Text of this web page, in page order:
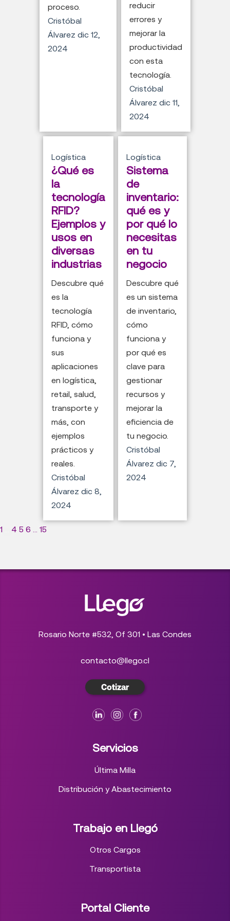
proceso.
Cristóbal
Álvarezdic 12,
2024
reducir
errores y
mejorar la
productividad
con esta
tecnología.
Cristóbal
Álvarez dic 11,
2024
Logística
¿Qué es
la
tecnología
RFID?
Ejemplos y
usos en
diversas
industrias
Descubre qué
es la
tecnología
RFID, cómo
funciona y
sus
aplicaciones
en logística,
retail, salud,
transporte y
más, con
ejemplos
prácticos y
reales.
Cristóbal
Álvarez dic 8,
2024
Logística
Sistema
de
inventario:
qué es y
por qué lo
necesitas
en tu
negocio
Descubre qué
es un sistema
de inventario,
cómo
funciona y
por qué es
clave para
gestionar
recursos y
mejorar la
eficiencia de
tu negocio.
Cristóbal
Álvarez dic 7,
2024
1 4 5 6 15
Rosario Norte #532, Of 301 • Las Condes
contacto@llego.cl
Cotizar
Servicios
Última Milla
Distribución y Abastecimiento
Trabajo en Llegó
Otros Cargos
Transportista
Portal Cliente